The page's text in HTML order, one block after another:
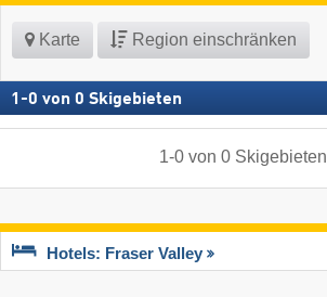
Karte Region einschränken
1 -0 von 0 Skigebieten
1-0von 0 Skigebieten
Hotels: Fraser Valley